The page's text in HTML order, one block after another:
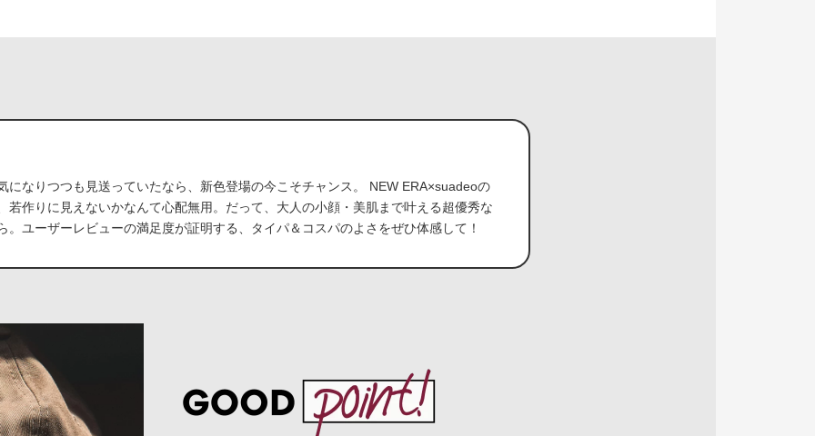
になりつつも見送っていたなら、新色登場の今こそチャンス。 NEW ERA×suadeoの
若作りに見えないかなんて心配無用。だって、大人の小顔・美肌まで叶える超優秀な
。ユーザーレビューの満足度が証明する、タイパ＆コスパのよさをぜひ体感して！